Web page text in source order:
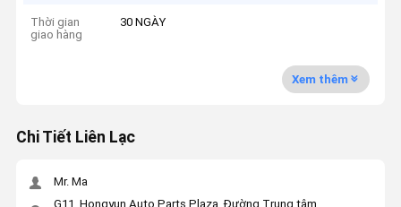
Thời gian
giao hàng
30 NGÀY
Xem thêm
Chi Tiết Liên Lạc
Mr. Ma
G11, Hongyun Auto Parts Plaza, Đường Trung tâm